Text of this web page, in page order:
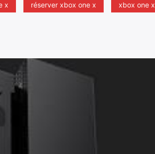
x réserver xbox one x
xbox one x